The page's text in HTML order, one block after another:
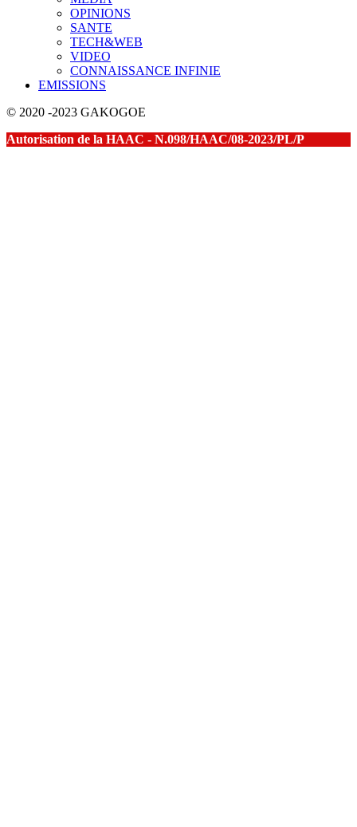
OPINIONS
SANTE
TECH&WEB
VIDEO
CONNAISSANCE INFINIE
EMISSIONS
© 2020 -2023 GAKOGOE
Autorisation de la HAAC - N.098/HAAC/08-2023/PL/P